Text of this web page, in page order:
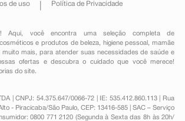
de uso Política de Privacidade
Aqui, você encontra uma seleção completa de
e produtos de beleza, higiene pessoal ,mamãe
mais, para atender suas necessidades de saúde e
ofertas e descubra o cuidado que você merece!
do site.
| CNPJ: 54.375.647/0066-72 | IE: 535.412.860.113 | Rua
- Piracicaba/São Paulo, CEP: 13416-585 | SAC – Serviço
0800 771 2120 (Segunda à Sexta das 8h às 20h/